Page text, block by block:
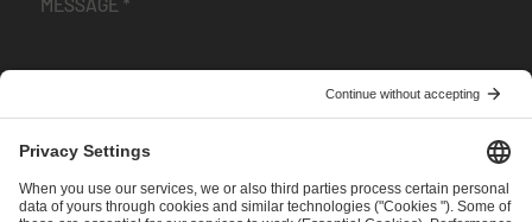
andPrivacy Policy